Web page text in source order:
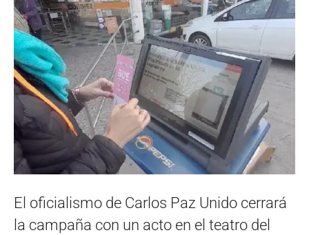
El oficialismo de Carlos Paz Unido cerrará
la campaña con un acto en el teatro del